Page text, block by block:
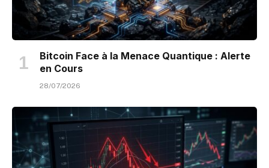
Bitcoin Face à la Menace Quantique : Alerte
en Cours
28/07/2026